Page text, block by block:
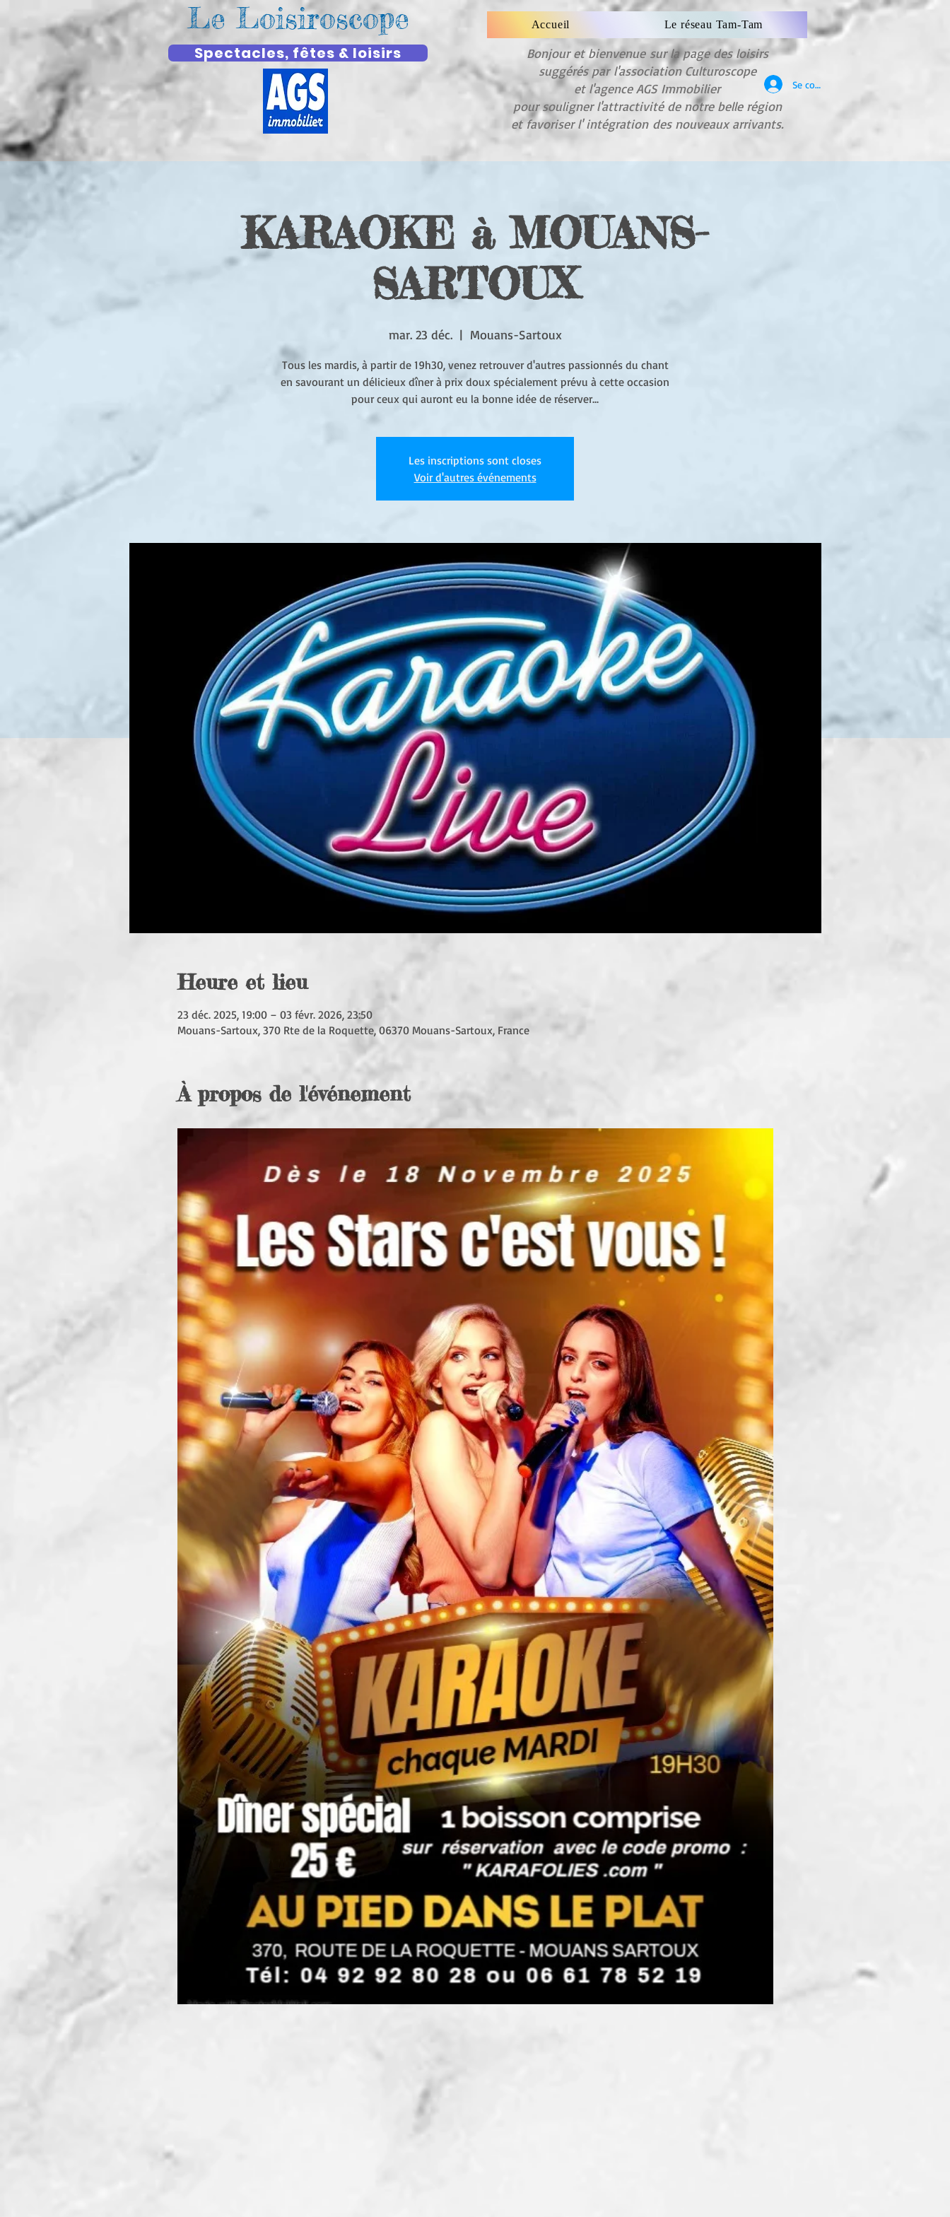
Le Loisiroscope
Spectacles, fêtes & loisirs
Accueil Le réseau Tam-Tam
Bonjour et bienvenue sur la page des loisirs
suggérés parl'association Culturoscope
et l'agence AGS Immobilier
pour souligner l'attractivité de notre belle région
et favoriser l' intégration des nouveaux arrivants.
KARAOKE à MOUANS-
SARTOUX
mar. 23 déc.
  |
Mouans-Sartoux
Tous les mardis, à partir de 19h30, venez retrouver d'autres passionnés du chant
en savourant un délicieux dîner à prix doux spécialement prévu à cette occasion
pour ceux qui auront eu la bonne idée de réserver...
Les inscriptions sont closes
Voir d'autres événements
Heure et lieu
23 déc. 2025, 19:00 – 03 févr. 2026, 23:50
Mouans-Sartoux, 370 Rte de la Roquette, 06370 Mouans-Sartoux, France
À propos de l'événement
Se connecter